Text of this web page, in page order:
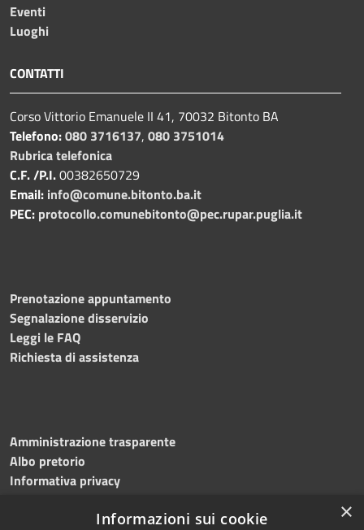
Eventi
Luoghi
CONTATTI
Corso Vittorio Emanuele II 41, 70032 Bitonto BA
Telefono:080 3716137, 080 3751014
Rubrica telefonica
C.F. /P.I.00382650729
Email: info@comune.bitonto.ba.it
PEC: protocollo.comunebitonto@pec.rupar.puglia.it
Prenotazione appuntamento
Segnalazione disservizio
Leggi le FAQ
Richiesta di assistenza
Amministrazione trasparente
Albo pretorio
Informativa privacy
Dichiarazione di accessibilità Meccanismo di feedback ×
Informazioni sui cookie